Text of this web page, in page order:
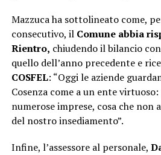
Mazzuca ha sottolineato come,
consecutivo, il Comune abbia
Rientro, chiudendo il bilancio
quello dell’anno precedente e
COSFEL: “Oggi le aziende
Cosenza come a un ente
numerose imprese, cosa che non
del nostro insediamento”.
Infine, l’assessore al personale,